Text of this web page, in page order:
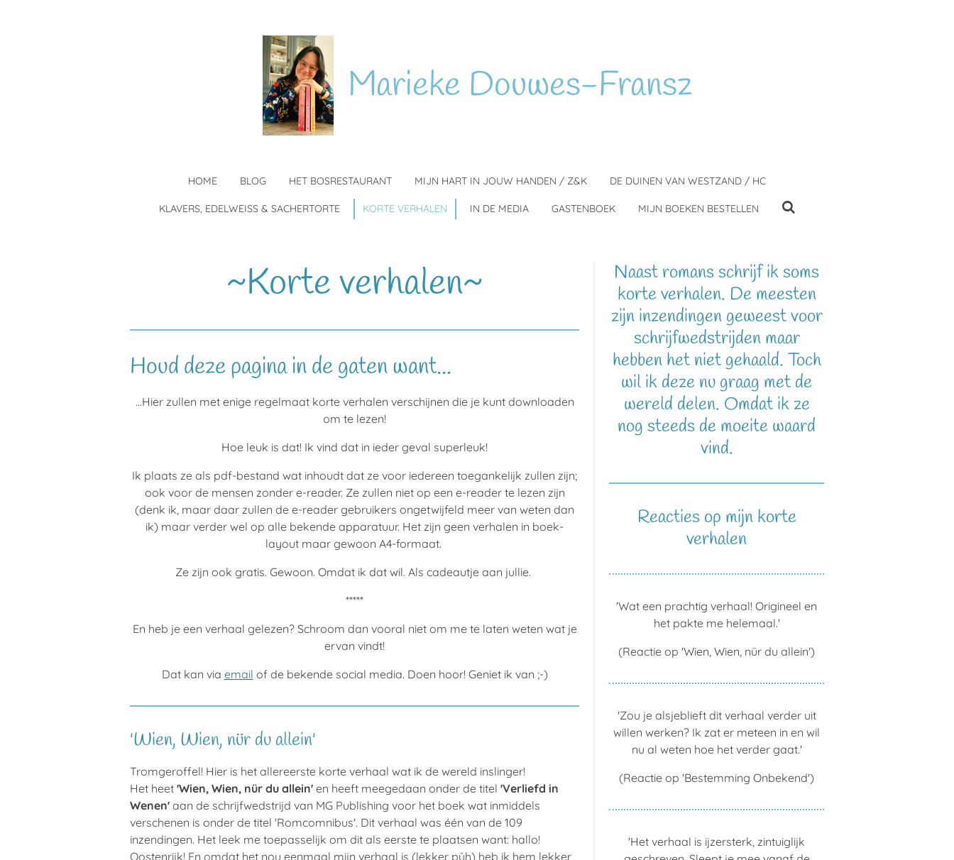
Marieke Douwes-Fransz
HOME BLOG HET BOSRESTAURANT MIJN HART IN JOUW HANDEN / Z&K DE DUINEN VAN WESTZAND / HC
KLAVERS, EDELWEISS & SACHERTORTE KORTE VERHALEN IN DE MEDIA GASTENBOEK MIJN BOEKEN BESTELLEN
~Korte verhalen~
Houd deze pagina in de gaten want...
...Hier zullen met enige regelmaat korte verhalen verschijnen die je kunt downloaden
om te lezen!
Hoe leuk is dat! Ik vind dat in ieder geval superleuk!
Ik plaats ze als pdf-bestand wat inhoudt dat ze voor iedereen toegankelijk zullen zijn;
ook voor de mensen zonder e-reader. Ze zullen niet op een e-reader te lezen zijn
(denk ik, maar daar zullen de e-reader gebruikers ongetwijfeld meer van weten dan
ik) maar verder wel op alle bekende apparatuur. Het zijn geen verhalen in boek-
layout maar gewoon A4-formaat.
Ze zijn ook gratis. Gewoon. Omdat ik dat wil. Als cadeautje aan jullie.
*****
En heb je een verhaal gelezen? Schroom dan vooral niet om me te laten weten wat je
ervan vindt!
Dat kan via email of de bekende social media. Doen hoor! Geniet ik van ;-)
'Wien, Wien, nür du allein'
Tromgeroffel! Hier is het allereerste korte verhaal wat ik de wereld inslinger!
Het heet 'Wien, Wien, nür du allein' en heeft meegedaan onder de titel 'Verliefd in
Wenen' aan de schrijfwedstrijd van MG Publishing voor het boek wat inmiddels
verschenen is onder de titel 'Romcomnibus'. Dit verhaal was één van de 109
inzendingen. Het leek me toepasselijk om dit als eerste te plaatsen want: hallo!
Oostenrijk! En omdat het nou eenmaal mijn verhaal is (lekker pûh) heb ik hem lekker
Naast romans schrijf ik soms
korte verhalen. De meesten
zijn inzendingen geweest voor
schrijfwedstrijden maar
hebben het niet gehaald. Toch
wil ik deze nu graag met de
wereld delen. Omdat ik ze
nog steeds de moeite waard
vind.
Reacties op mijn korte
verhalen
'Wat een prachtig verhaal! Origineel en
het pakte me helemaal.'
(Reactie op 'Wien, Wien, nür du allein')
'Zou je alsjeblieft dit verhaal verder uit
willen werken? Ik zat er meteen in en wil
nu al weten hoe het verder gaat.'
(Reactie op 'Bestemming Onbekend')
'Het verhaal is ijzersterk, zintuiglijk